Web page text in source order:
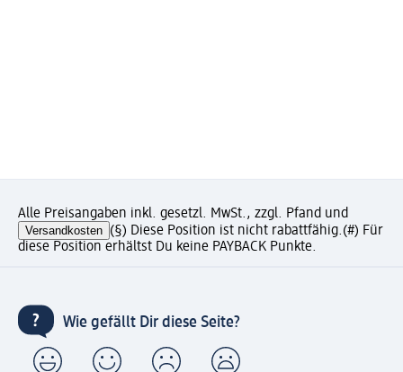
Alle Preisangaben inkl. gesetzl. MwSt., zzgl. Pfand und
Versandkosten (§) Diese Position ist nicht rabattfähig.(#) Für
diese Position erhältst Du keine PAYBACK Punkte.
Wie gefällt Dir diese Seite?